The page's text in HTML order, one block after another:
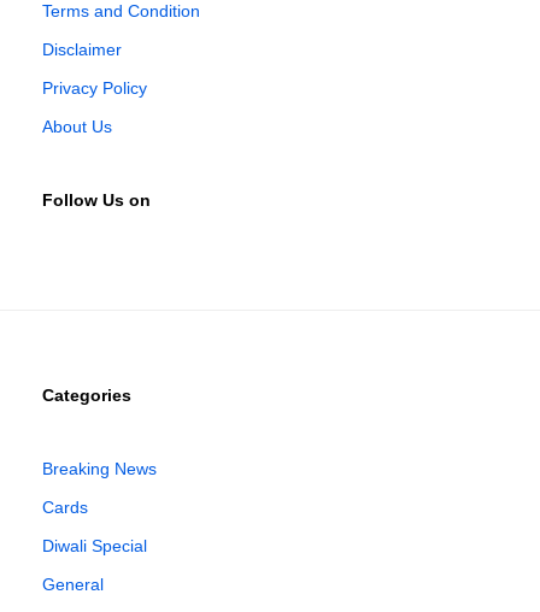
Terms and Condition
Disclaimer
Privacy Policy
About Us
Follow Us on
Categories
Breaking News
Cards
Diwali Special
General